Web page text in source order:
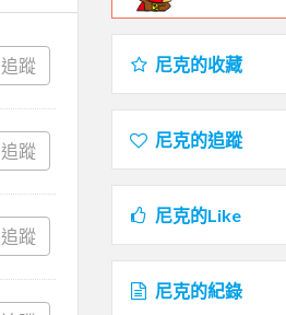
追蹤
追蹤
追蹤
尼克的收藏
尼克的追蹤
尼克的Like
尼克的紀錄